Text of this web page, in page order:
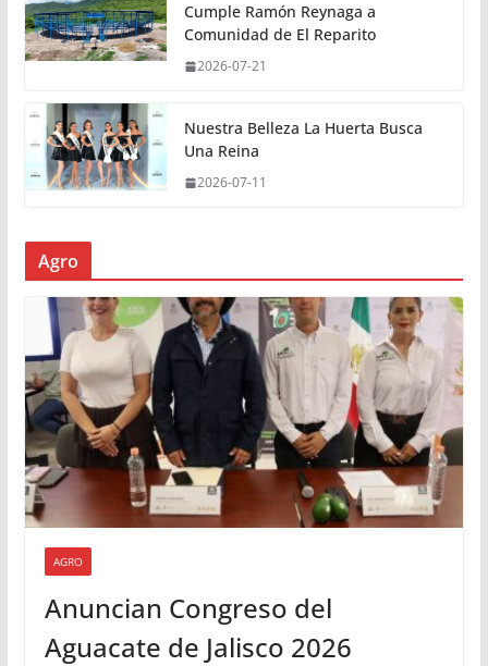
Cumple Ramón Reynaga a
Comunidad de El Reparito
2026-07-21
Nuestra Belleza La Huerta Busca
Una Reina
2026-07-11
Agro
AGRO
Anuncian Congreso del
Aguacate de Jalisco 2026